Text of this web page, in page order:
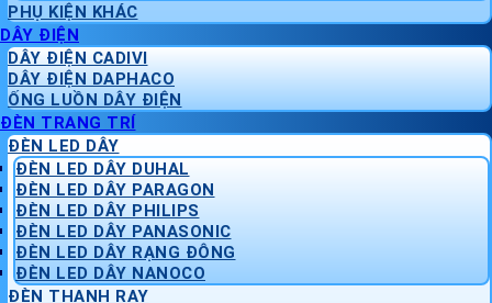
PHỤ KIỆN KHÁC
DÂY ĐIỆN
DÂY ĐIỆN CADIVI
DÂY ĐIỆN DAPHACO
ỐNG LUỒN DÂY ĐIỆN
ĐÈN TRANG TRÍ
ĐÈN LED DÂY
ĐÈN LED DÂY DUHAL
ĐÈN LED DÂY PARAGON
ĐÈN LED DÂY PHILIPS
ĐÈN LED DÂY PANASONIC
ĐÈN LED DÂY RẠNG ĐÔNG
ĐÈN LED DÂY NANOCO
ĐÈN THANH RAY